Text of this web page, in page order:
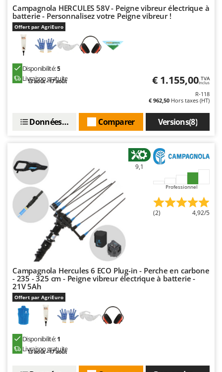
Y Yard Force
Zephir
Zomax
Campagnola HERCULES 58V - Peigne vibreur électrique à
batterie - Personnalisez votre Peigne vibreur !
Offert par AgriEuro
Disponibilité:5
Livraison gratuite
13 août - 17 août € 1.155,00 TVA
Inclus
R-118
€ 962,50 Hors taxes (HT)
Versions(8)
Comparer
Données techniques
9,1
Professionnel
(2) 4,92/5
Campagnola Hercules 6 ECO Plug-in - Perche en carbone
- 235 - 325 cm - Peigne vibreur électrique à batterie -
21V 5Ah
Offert par AgriEuro
Disponibilité:1
Livraison gratuite
13 août - 17 août